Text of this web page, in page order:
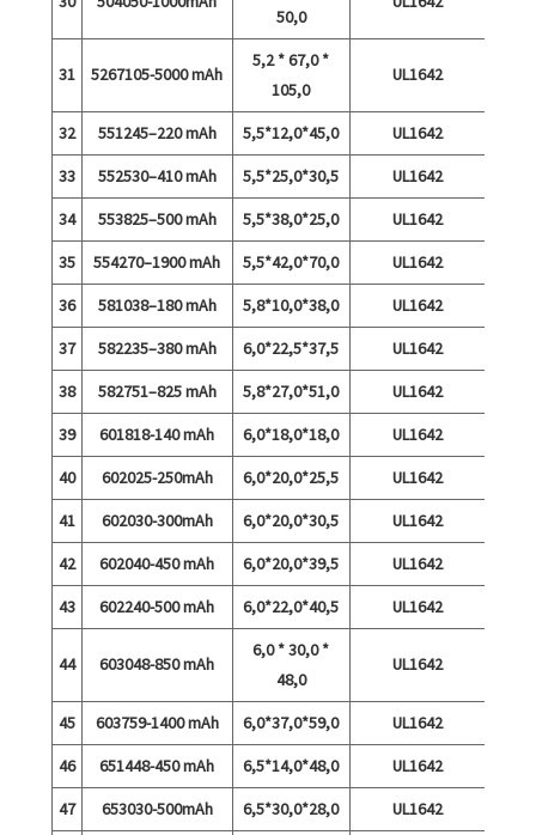
50,0
31 5267105-5000 mAh
5,2 * 67,0 *
105,0
UL1642
32 551245–220 mAh 5,5*12,0*45,0
UL1642
33
552530–410 mAh 5,5*25,0*30,5
UL1642
34
553825–500 mAh 5,5*38,0*25,0
UL1642
35
554270–1900 mAh 5,5*42,0*70,0
UL1642
36
581038–180 mAh 5,8*10,0*38,0
UL1642
37
582235–380 mAh 6,0*22,5*37,5
UL1642
38
582751–825 mAh 5,8*27,0*51,0
UL1642
39
601818-140 mAh 6,0*18,0*18,0
UL1642
40
602025-250mAh 6,0*20,0*25,5
UL1642
41
602030-300mAh 6,0*20,0*30,5
UL1642
42
602040-450 mAh 6,0*20,0*39,5
UL1642
43
602240-500 mAh 6,0*22,0*40,5 UL1642
44 603048-850 mAh
6,0 * 30,0 *
48,0
UL1642
45 603759-1400 mAh 6,0*37,0*59,0
UL1642
46
651448-450 mAh 6,5*14,0*48,0
UL1642
47
653030-500mAh 6,5*30,0*28,0
UL1642